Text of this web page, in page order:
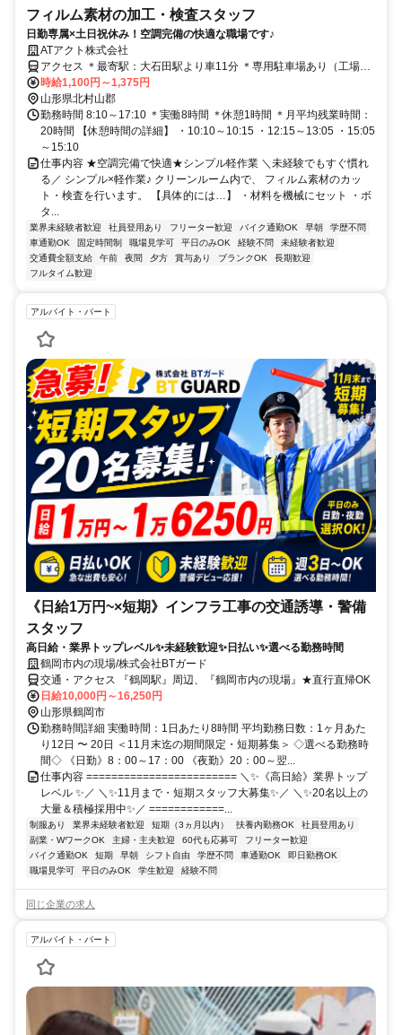
フィルム素材の加工・検査スタッフ
日勤専属×土日祝休み！空調完備の快適な職場です♪
ATアクト株式会社
アクセス ＊最寄駅：大石田駅より車11分 ＊専用駐車場あり（工場ま
で徒歩1分）
時給1,100円～1,375円
山形県北村山郡
勤務時間 8:10～17:10 ＊実働8時間 ＊休憩1時間 ＊月平均残業時間：
20時間 【休憩時間の詳細】 ・10:10～10:15 ・12:15～13:05 ・15:05
～15:10
仕事内容 ★空調完備で快適★シンプル軽作業 ＼未経験でもすぐ慣れ
る／ シンプル×軽作業♪ クリーンルーム内で、 フィルム素材のカッ
ト・検査を行います。 【具体的には…】 ・材料を機械にセット ・ボ
タ...
業界未経験者歓迎 社員登用あり フリーター歓迎 バイク通勤OK 早朝
学歴不問
車通勤OK
固定時間制 職場見学可 平日のみOK 経験不問
未経験者歓迎
交通費全額支給
午前 夜間 夕方 賞与あり ブランクOK
長期歓迎
フルタイム歓迎
アルバイト・パート
《日給1万円~×短期》インフラ工事の交通誘導・警備
スタッフ
高日給・業界トップレベル✨未経験歓迎✨日払い✨選べる勤務時間
鶴岡市内の現場/株式会社BTガード
交通・アクセス 『鶴岡駅』周辺、『鶴岡市内の現場』★直行直帰OK
日給10,000円～16,250円
山形県鶴岡市
勤務時間詳細 実働時間：1日あたり8時間 平均勤務日数：1ヶ月あた
り12日 〜 20日 ＜11月末迄の期間限定・短期募集＞ ◇選べる勤務時
間◇ 《日勤》8：00～17：00 《夜勤》20：00～翌...
仕事内容 ======================== ＼✨《高日給》業界トップ
レベル ✨／ ＼✨11月まで・短期スタッフ大募集✨／ ＼✨20名以上の
大量＆積極採用中✨／ ============...
制服あり 業界未経験者歓迎 短期（3ヵ月以内） 扶養内勤務OK
社員登用あり
副業・WワークOK
主婦・主夫歓迎 60代も応募可
フリーター歓迎
バイク通勤OK
短期 早朝 シフト自由 学歴不問 車通勤OK
即日勤務OK
職場見学可
平日のみOK 学生歓迎 経験不問
同じ企業の求人
アルバイト・パート